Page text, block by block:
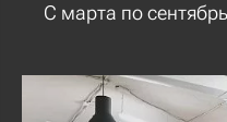
С марта по